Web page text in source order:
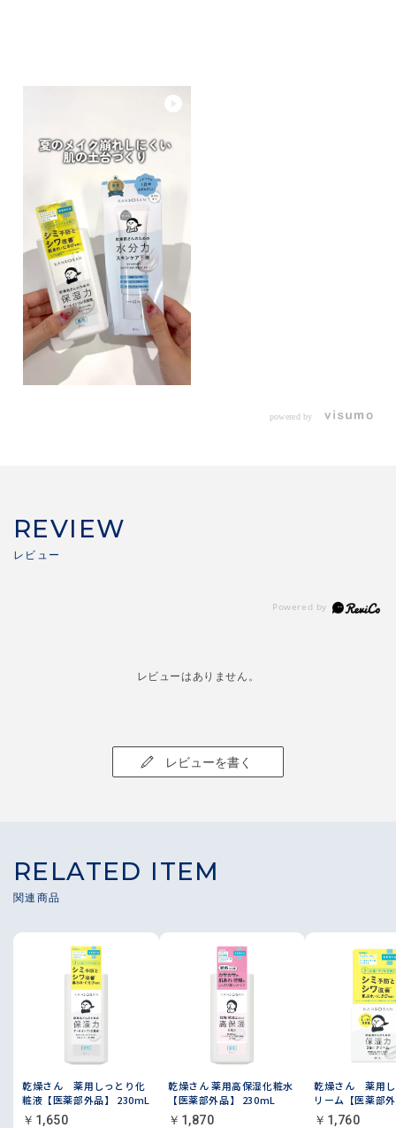
powered by
REVIEW
レビューはありません。
レビューを書く
RELATED ITEM
乾燥さん 薬用しっとり化
粧液【医薬部外品】 230mL
￥1,650
乾燥さん 薬用高保湿化粧水
【医薬部外品】 230mL
￥1,870
乾燥さん 薬用
リーム【医薬部
￥1,760